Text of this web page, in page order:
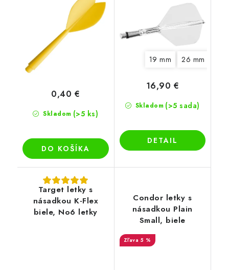
Skladom (>5 ks)
0,40 €
DO KOŠÍKA
19 mm 26 mm
Skladom (>5 sada)
16,90 €
DETAIL
Target letky s
násadkou K-Flex
biele, No6 letky
Condor letky s
násadkou Plain
Small, biele
5 %